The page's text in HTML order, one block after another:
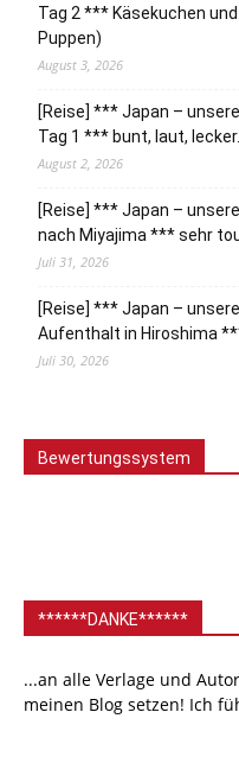
Tag 2 *** Käsekuchen
Puppen)
August 3, 2026
[Reise] *** Japan –
Tag 1 *** bunt, laut, lecker…
August 2, 2026
[Reise] *** Japan –
nach Miyajima *** sehr
Juli 31, 2026
[Reise] *** Japan –
Aufenthalt in Hiroshima
Juli 30, 2026
Bewertungssystem
******DANKE******
...an alle Verlage und
meinen Blog setzen! Ich